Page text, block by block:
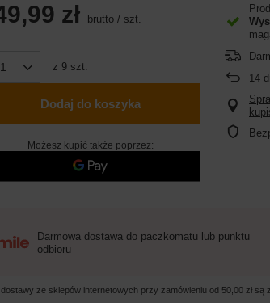
zł brutto / szt.
z 9 szt.
Dodaj do koszyka
Możesz kupić także poprzez:
14
Darmowa dostawa do paczkomatu lub punktu
odbioru
dostawy ze sklepów internetowych przy zamówieniu od 50,00 zł są